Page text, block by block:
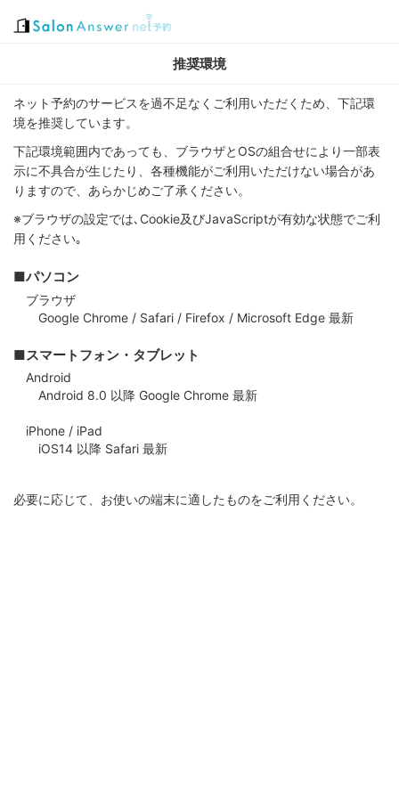
推奨環境
ネット予約のサービスを過不足なくご利用いただくため、下記環
境を推奨しています。
下記環境範囲内であっても、ブラウザとOSの組合せにより一部表
示に不具合が生じたり、各種機能がご利用いただけない場合があ
りますので、あらかじめご了承ください。
※ブラウザの設定では､Cookie及びJavaScriptが有効な状態でご利
用ください｡
■パソコン
ブラウザ
Google Chrome / Safari / Firefox / Microsoft Edge 最新
■スマートフォン・タブレット
Android
Android 8.0 以降 Google Chrome 最新
iPhone / iPad
iOS14 以降 Safari 最新
必要に応じて、お使いの端末に適したものをご利用ください。